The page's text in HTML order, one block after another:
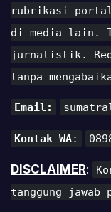
rubrikasi portal
di media lain.
jurnalistik.
tanpa
Email:
Kontak WA:
DISCLAIMER:
tanggung jawab